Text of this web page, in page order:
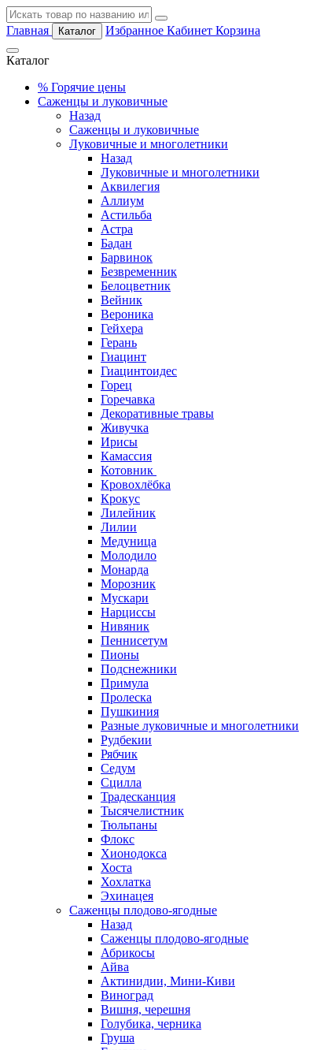
Главная Каталог Избранное Кабинет Корзина
Каталог
% Горячие цены
Саженцы и луковичные
Назад
Саженцы и луковичные
Луковичные и многолетники
Назад
Луковичные и многолетники
Аквилегия
Аллиум
Астильба
Астра
Бадан
Барвинок
Безвременник
Белоцветник
Вейник
Вероника
Гейхера
Герань
Гиацинт
Гиацинтоидес
Горец
Горечавка
Декоративные травы
Живучка
Ирисы
Камассия
Котовник
Кровохлёбка
Крокус
Лилейник
Лилии
Медуница
Молодило
Монарда
Морозник
Мускари
Нарциссы
Нивяник
Пеннисетум
Пионы
Подснежники
Примула
Пролеска
Пушкиния
Разные луковичные и многолетники
Рудбекии
Рябчик
Седум
Сцилла
Традесканция
Тысячелистник
Тюльпаны
Флокс
Хионодокса
Хоста
Хохлатка
Эхинацея
Саженцы плодово-ягодные
Назад
Саженцы плодово-ягодные
Абрикосы
Айва
Актинидии, Мини-Киви
Виноград
Вишня, черешня
Голубика, черника
Груша